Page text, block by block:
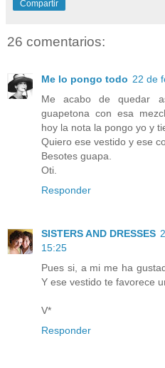
Compartir
26 comentarios:
Me lo pongo todo 22 de
Me acabo de quedar
guapetona con esa
hoy la nota la pongo yo y
Quiero ese vestido y ese
Besotes guapa.
Oti.
Responder
SISTERS AND DRESSES
15:25
Pues si, a mi me ha
Y ese vestido te favorece
V*
Responder